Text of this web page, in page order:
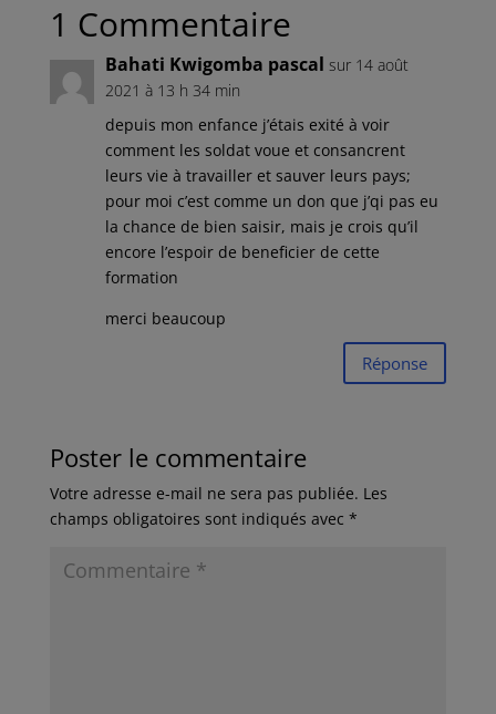
1 Commentaire
Bahati Kwigomba pascal sur 14 août
2021 à 13 h 34 min
depuis mon enfance j’étais exité à voir
comment les soldat voue et consancrent
leurs vie à travailler et sauver leurs pays;
pour moi c’est comme un don que j’qi pas eu
la chance de bien saisir, mais je crois qu’il
encore l’espoir de beneficier de cette
formation
merci beaucoup
Réponse
Poster le commentaire
Votre adresse e-mail ne sera pas publiée. Les
champs obligatoires sont indiqués avec *